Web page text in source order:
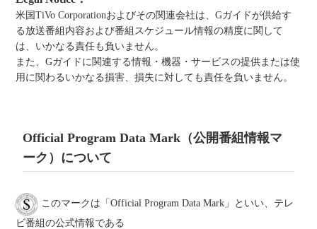
米国TiVo Corporationおよびその関連会社は、Gガイドが供給す
る放送番組内容および番組スケジュール情報の精度に関して
は、いかなる責任も負いません。
また、Gガイドに関連する情報・機器・サービスの提供または使
用に関わるいかなる損害、損失に対しても責任を負いません。
Official Program Data Mark（公開番組情報マ
ーク）について
このマークは「Official Program Data Mark」といい、テレ
ビ番組の公式情報である